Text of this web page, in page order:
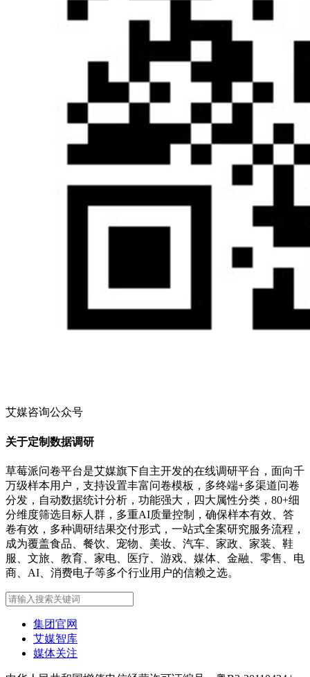
艾媒咨询公众号
关于定制数据调研
草莓派问卷平台是艾媒旗下自主开发的在线调研平台，面向千
万级样本用户，支持设置丰富问卷模板，多终端+多渠道问卷
分发，自动数据统计分析，功能强大，四大属性分类，80+细
分维度筛选目标人群，多重AI质量控制，确保样本有效、答
卷有效，多种调研结果交付形式，一站式全案研究服务流程，
成为覆盖食品、餐饮、宠物、美妆、汽车、家政、家装、鞋
服、文旅、教育、家电、医疗、游戏、媒体、金融、零售、电
商、AI、消费电子等多个行业用户的信赖之选。
集团官网
艾媒智库
媒体关注